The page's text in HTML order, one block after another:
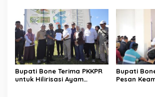
Puluhan Ribu Masyarakat
Bupati Bone Terima PKKPR
untuk Hilirisasi Ayam
Bupati
Pesan